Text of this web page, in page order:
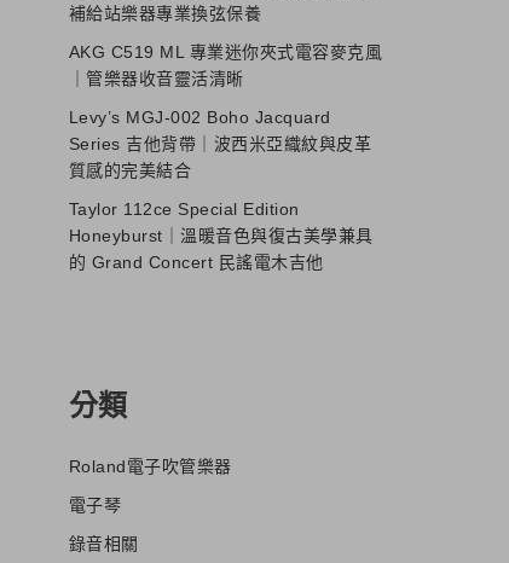
補給站樂器專業換弦保養
AKG C519 ML 專業迷你夾式電容麥克風
｜管樂器收音靈活清晰
Levy’s MGJ-002 Boho Jacquard
Series 吉他背帶｜波西米亞織紋與皮革
質感的完美結合
Taylor 112ce Special Edition
Honeyburst｜溫暖音色與復古美學兼具
的 Grand Concert 民謠電木吉他
分類
Roland電子吹管樂器
電子琴
錄音相關